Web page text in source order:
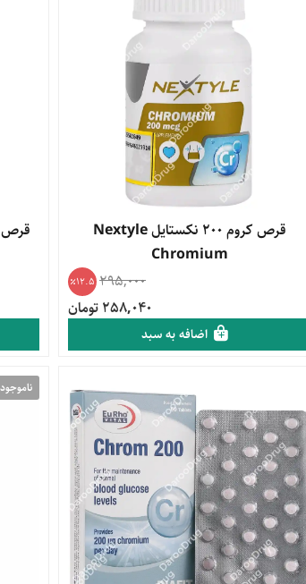
مشاهده محصول
قرص کروم 200 نکستایل Nextyle
Chromium
295,000
12.5
258,040 تومان
اضافه به سبد
ناموجود